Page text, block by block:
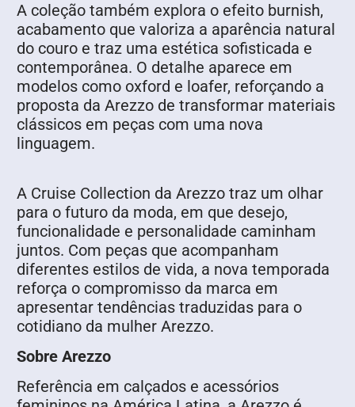
A coleção também explora o efeito burnish,
acabamento que valoriza a aparência natural
do couro e traz uma estética sofisticada e
contemporânea. O detalhe aparece em
modelos como oxford e loafer, reforçando a
proposta da Arezzo de transformar materiais
clássicos em peças com uma nova
linguagem.
A Cruise Collection da Arezzo traz um olhar
para o futuro da moda, em que desejo,
funcionalidade e personalidade caminham
juntos. Com peças que acompanham
diferentes estilos de vida, a nova temporada
reforça o compromisso da marca em
apresentar tendências traduzidas para o
cotidiano da mulher Arezzo.
Sobre Arezzo
Referência em calçados e acessórios